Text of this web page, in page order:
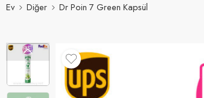
Ev Diğer Dr Poin 7 Green Kapsül